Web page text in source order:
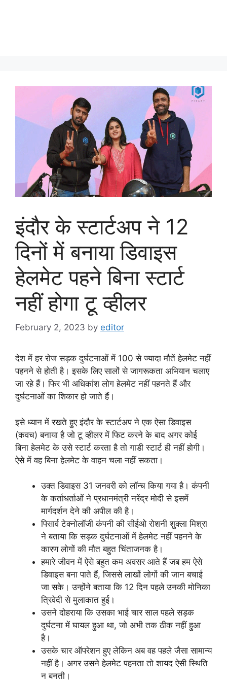
इंदौर के स्टार्टअप ने 12
दिनों में बनाया डिवाइस
हेलमेट पहने बिना स्टार्ट
नहीं होगा टू व्हीलर
February 2, 2023 by editor
देश में हर रोज सड़क दुर्घटनाओं में 100 से ज्यादा मौतें हेलमेट नहीं
पहनने से होती है। इसके लिए सालों से जागरूकता अभियान चलाए
जा रहे हैं। फिर भी अधिकांश लोग हेलमेट नहीं पहनते हैं और
दुर्घटनाओं का शिकार हो जाते हैं।
इसे ध्यान में रखते हुए इंदौर के स्टार्टअप ने एक ऐसा डिवाइस
(कवच) बनाया है जो टू व्हीलर में फिट करने के बाद अगर कोई
बिना हेलमेट के उसे स्टार्ट करता है तो गाडी स्टार्ट ही नहीं होगी।
ऐसे में वह बिना हेलमेट के वाहन चला नहीं सकता।
उक्त डिवाइस 31 जनवरी को लॉन्च किया गया है। कंपनी
के कर्ताधर्ताओं ने प्रधानमंत्री नरेंद्र मोदी से इसमें
मार्गदर्शन देने की अपील की है।
पिसार्व टेक्नोलॉजी कंपनी की सीईओ रोशनी शुक्ला मिश्रा
ने बताया कि सड़क दुर्घटनाओं में हेलमेट नहीं पहनने के
कारण लोगों की मौत बहुत चिंताजनक है।
हमारे जीवन में ऐसे बहुत कम अवसर आते हैं जब हम ऐसे
डिवाइस बना पाते हैं, जिससे लाखों लोगों की जान बचाई
जा सके। उन्होंने बताया कि 12 दिन पहले उनकी मोनिका
त्रिवेदी से मुलाकात हुई।
उसने दोहराया कि उसका भाई चार साल पहले सड़क
दुर्घटना में घायल हुआ था, जो अभी तक ठीक नहीं हुआ
है।
उसके चार ऑपरेशन हुए लेकिन अब वह पहले जैसा सामान्य
नहीं है। अगर उसने हेलमेट पहनता तो शायद ऐसी स्थिति
न बनती।